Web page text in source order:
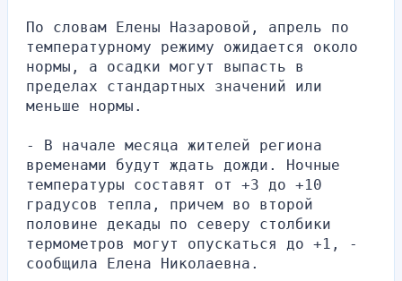
По словам Елены Назаровой, апрель по
температурному режиму ожидается около
нормы, а осадки могут выпасть в
пределах стандартных значений или
меньше нормы.
- В начале месяца жителей региона
временами будут ждать дожди. Ночные
температуры составят от +3 до +10
градусов тепла, причем во второй
половине декады по северу столбики
термометров могут опускаться до +1, -
сообщила Елена Николаевна.